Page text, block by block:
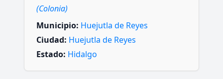
(Colonia)
Municipio: Huejutla de Reyes
Ciudad: Huejutla de Reyes
Estado: Hidalgo